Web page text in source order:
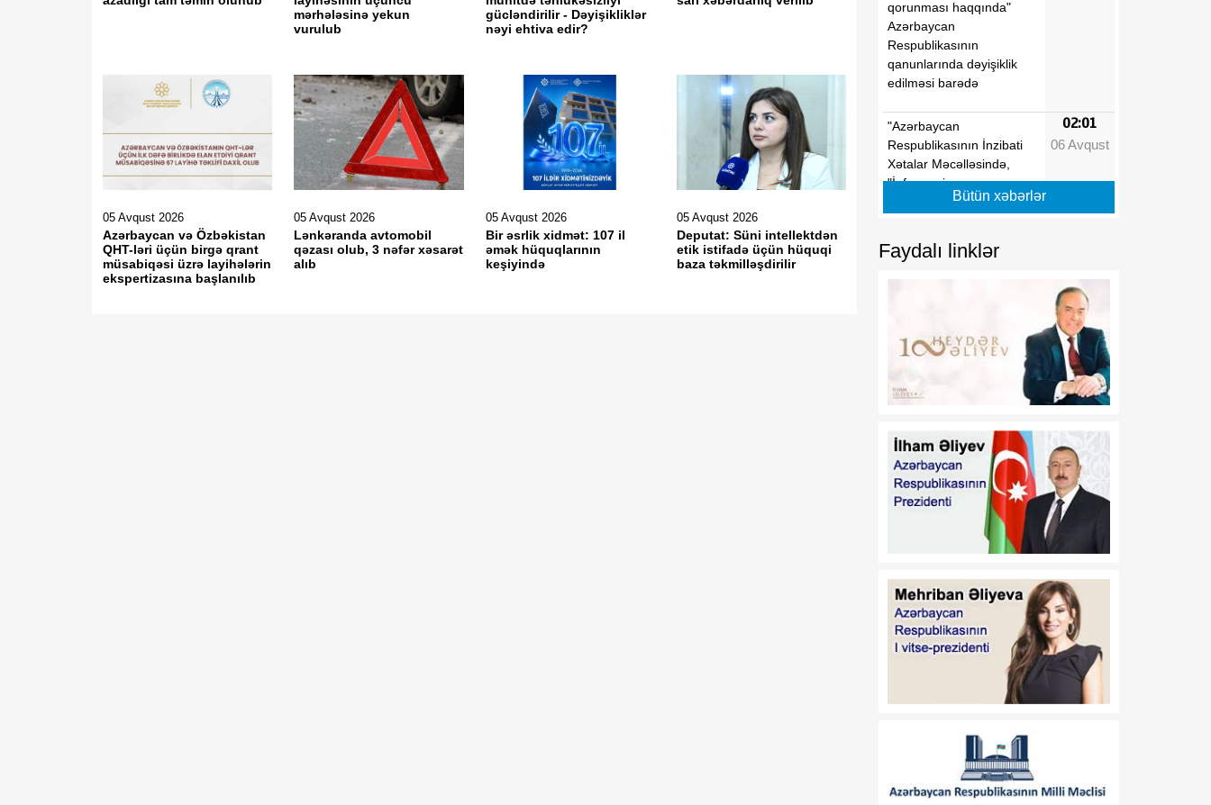
mərhələsinə yekun
vurulub
gücləndirilir - Dəyişikliklər
nəyi ehtiva edir?
05 Avqust 2026
Azərbaycan və Özbəkistan
QHT-ləri üçün birgə qrant
müsabiqəsi üzrə layihələrin
ekspertizasına başlanılıb
05 Avqust 2026
Lənkəranda avtomobil
qəzası olub, 3 nəfər xəsarət
alıb
05 Avqust 2026
Bir əsrlik xidmət: 107 il
əmək hüquqlarının
keşiyində
05 Avqust 2026
Deputat: Süni intellektdən
etik istifadə üçün hüquqi
baza təkmilləşdirilir
qorunması haqqında"
Azərbaycan
Respublikasının
qanunlarında dəyişiklik
edilməsi barədə
"Azərbaycan
Respublikasının İnzibati
Xətalar Məcəlləsində,
"İnformasiya,
informasiyalaşdırma və
zərərli informasiyadan
qorunması haqqında"
qanunlarında dəyişiklik
edilməsi barədə"
Respublikasının 2026-cı il
30 iyun tarixli 431-VIIQD
nömrəli Qanununun tətbiqi
və bununla əlaqədar
Azərbaycan Respublikası
Prezidentinin bəzi
fərmanlarında dəyişiklik
edilməsi haqqında
02:01
06 Avqust
Prezidentinin "Dövlət
əmlakının qorunub
saxlanılması və səmərəli
istifadə edilməsinin
təkmilləşdirilməsi
haqqında" 2007-ci il 6 iyun
tarixli 586 nömrəli və
İqtisadiyyat Nazirliyinin
fəaliyyətinin təmin edilməsi
və "Azərbaycan
Respublikasının
06 Avqust
Bütün xəbərlər
Faydalı linklər